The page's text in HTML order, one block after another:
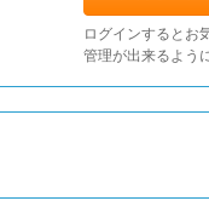
ログインするとお
管理が出来るよう